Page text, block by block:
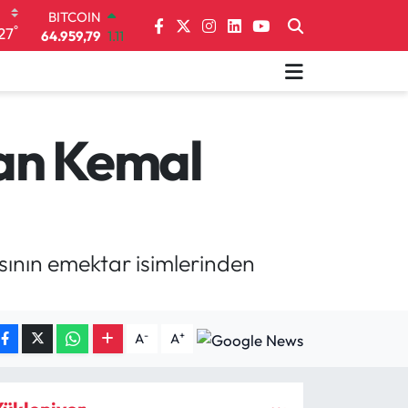
°
BITCOIN
64.959,79 1.11
DOLAR
64,4811 0.38
GRAM ALTIN
Kemal
emektar isimlerinden
A- A+